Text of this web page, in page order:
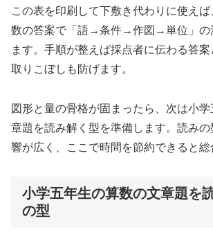
この表を印刷して下敷き代わりに使え
数の答案で「語→条件→作図→単位」の
ます。手順が整えば採点者に伝わる答
取りこぼしも防げます。
図形と量の骨格が固まったら、次は小
章題を読み解く型を準備します。読み
響が広く、ここで時間を節約できると総
小学五年生の算数の文章題を
の型